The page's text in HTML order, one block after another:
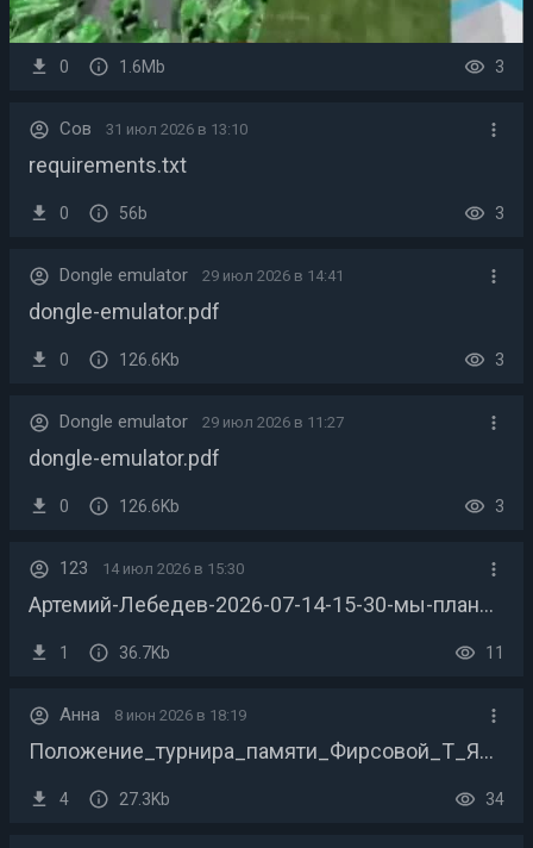
0 1.6Mb 3
Сов 31 июл 2026 в 13:10
requirements.txt
0 56b 3
Dongle emulator 29 июл 2026 в 14:41
dongle-emulator.pdf
0 126.6Kb 3
Dongle emulator 29 июл 2026 в 11:27
dongle-emulator.pdf
0 126.6Kb 3
123 14 июл 2026 в 15:30
Артемий-Лебедев-2026-07-14-15-30-мы-планируем-[акцент]-НАПАСТЬ-на-твою-постройку!.mp3
1 36.7Kb 11
Анна 8 июн 2026 в 18:19
Положение_турнира_памяти_Фирсовой_Т_Я_25_февраля_2025__г_Краснодар.docx
4 27.3Kb 34